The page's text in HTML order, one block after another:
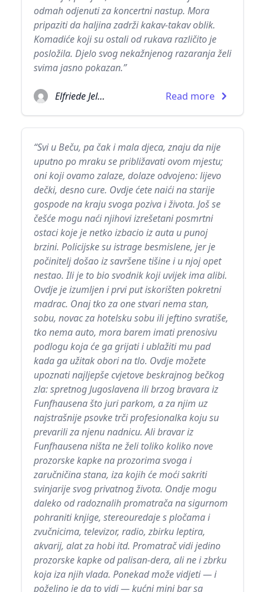
odmah odjenuti za koncertni nastup. Mora
pripaziti da haljina zadrži kakav-takav oblik.
Komadiće koji su ostali od rukava različito je
posložila. Djelo svog nekažnjenog razaranja želi
svima jasno pokazan.”
Elfriede Jelinek Read more
“Svi u Beču, pa čak i mala djeca, znaju da nije
uputno po mraku se približavati ovom mjestu;
oni koji ovamo zalaze, dolaze odvojeno: lijevo
dečki, desno cure. Ovdje ćete naići na starije
gospode na kraju svoga poziva i života. Još se
češće mogu naći njihovi izrešetani posmrtni
ostaci koje je netko izbacio iz auta u punoj
brzini. Policijske su istrage besmislene, jer je
počinitelj došao iz savršene tišine i u njoj opet
nestao. Ili je to bio svodnik koji uvijek ima alibi.
Ovdje je izumljen i prvi put iskorišten pokretni
madrac. Onaj tko za one stvari nema stan,
sobu, novac za hotelsku sobu ili jeftino svratiše,
tko nema auto, mora barem imati prenosivu
podlogu koja će ga grijati i ublažiti mu pad
kada ga užitak obori na tlo. Ovdje možete
upoznati najljepše cvjetove beskrajnog bečkog
zla: spretnog Jugoslavena ili brzog bravara iz
Funfhausena što juri parkom, a za njim uz
najstrašnije psovke trči profesionalka koju su
prevarili za njenu nadnicu. Ali bravar iz
Funfhausena ništa ne želi toliko koliko nove
prozorske kapke na prozorima svoga i
zaručničina stana, iza kojih će moći sakriti
svinjarije svog privatnog života. Ondje mogu
daleko od radoznalih promatrača na sigurnom
pohraniti knjige, stereouredaje s pločama i
zvučnicima, televizor, radio, zbirku leptira,
akvarij, alat za hobi itd. Promatrač vidi jedino
prozorske kapke od palisan-dera, ali ne i zbrku
koja iza njih vlada. Ponekad može vidjeti — i
poželjno je da to vidi — kućni mini bar sa